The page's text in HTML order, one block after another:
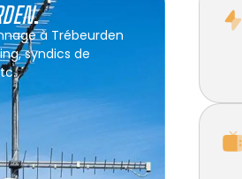
.
à Trébeurden
syndics de